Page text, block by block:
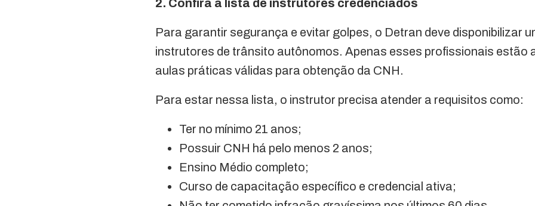
2. Confira a lista de instrutores credenciados
Para garantir segurança e evitar golpes, o Detran deve disponibilizar
instrutores de trânsito autônomos. Apenas esses profissionais estão
aulas práticas válidas para obtenção da CNH.
Para estar nessa lista, o instrutor precisa atender a requisitos como:
Ter no mínimo 21 anos;
Possuir CNH há pelo menos 2 anos;
Ensino Médio completo;
Curso de capacitação específico e credencial ativa;